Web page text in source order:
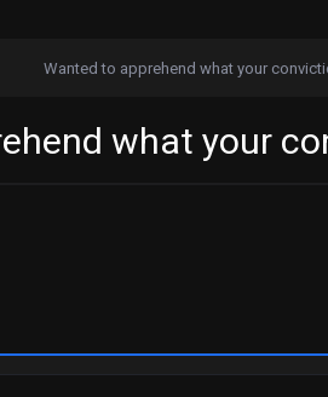
Wanted to apprehend what your
what your